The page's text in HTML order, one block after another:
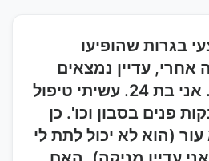
בגרות שהופיעו
אחרי, עדיין נמצאים
ומופיעים חדשים. אני בת 24. עשיתי טיפול
פנים בסבון וכו'. כן
(הוא לא יכול לתת לי